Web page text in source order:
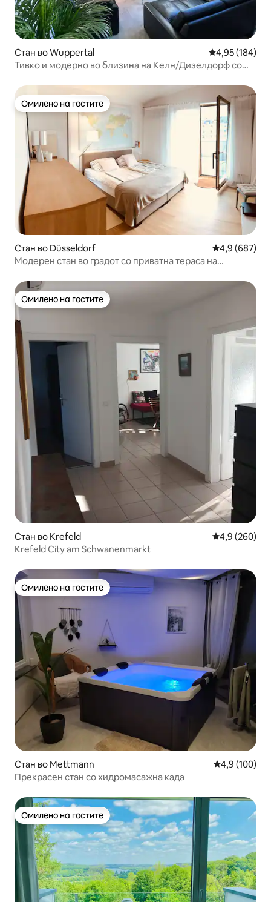
Стан во Wuppertal Просечна
4,95 (184)
Тивко и модерно во близина на Келн/Дизелдорф со
Омилено на гостите
Омилено на гостите
Стан во Düsseldorf Просечна
4,9 (687)
Модерен стан во градот со приватна тераса на
Омилено на гостите
Омилено на гостите
Стан во Krefeld Просечна
4,9 (260)
Krefeld City am Schwanenmarkt
Омилено на гостите
Омилено на гостите
Стан во Mettmann Просечна
4,9 (100)
Прекрасен стан со хидромасажна када
Омилено на гостите
Омилено на гостите